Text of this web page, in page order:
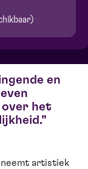
en
het
neemt artistiek